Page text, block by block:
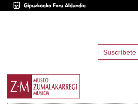
Suscríbete